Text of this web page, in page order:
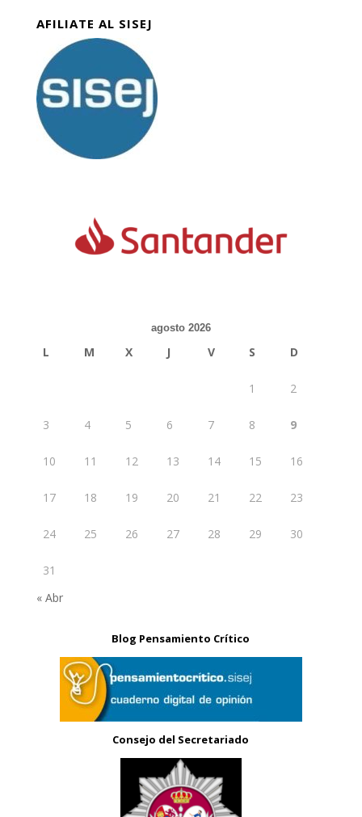
AFILIATE AL SISEJ
agosto 2026
L M X J V S D
1 2
3 4 5 6 7 8 9
10 11 12 13 14 15 16
17 18 19 20 21 22 23
24 25 26 27 28 29 30
31
« Abr
Blog Pensamiento Crítico
Consejo del Secretariado